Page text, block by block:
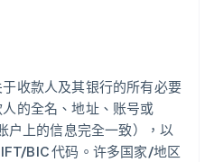
收款人及其银行的所有必要
的全名、地址、账号或
户上的信息完全一致），以
BIC 代码。许多国家/地区